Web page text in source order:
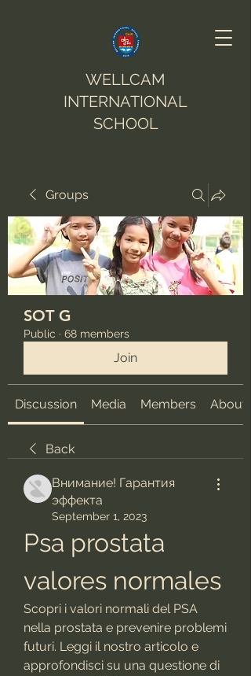
WELLCAM
INTERNATIONAL
SCHOOL
Groups
SOT G
Public · 68 members
Join
Discussion Media Members About
Back
Внимание! Гарантия
эффекта
September 1, 2023
Psa prostata
valores normales
Scopri i valori normali del PSA
nella prostata e prevenire problemi
futuri. Leggi il nostro articolo e
approfondisci su una questione di